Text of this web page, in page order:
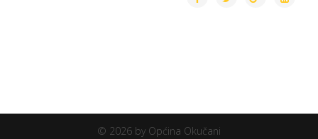
© 2026 by Općina Okučani